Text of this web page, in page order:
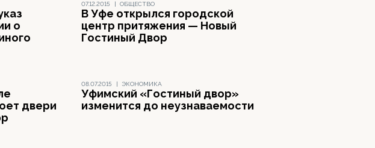
о
07.12.2015 | ОБЩЕСТВО
В Уфе открылся городской
центр притяжения — Новый
Гостиный Двор
двери
08.07.2015 | ЭКОНОМИКА
Уфимский «Гостиный двор»
изменится до неузнаваемости